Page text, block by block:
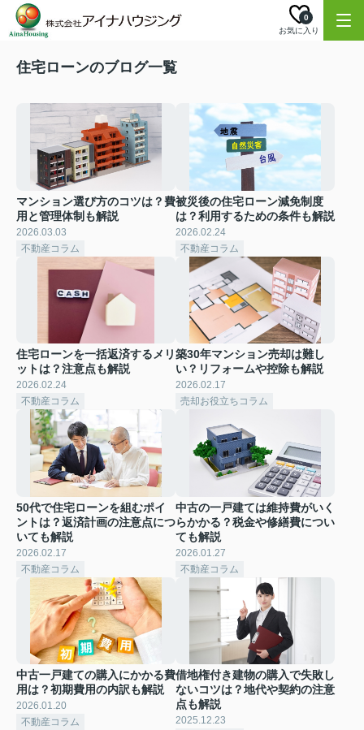
お気に入り
0
住宅ローンのブログ一覧
マンション選び方のコツは？費
用と管理体制も解説
2026.03.03
不動産コラム
被災後の住宅ローン減免制度
は？利用するための条件も解説
2026.02.24
不動産コラム
住宅ローンを一括返済するメリ
ットは？注意点も解説
2026.02.24
不動産コラム
築30年マンション売却は難し
い？リフォームや控除も解説
2026.02.17
売却お役立ちコラム
50代で住宅ローンを組むポイ
ントは？返済計画の注意点につ
いても解説
2026.02.17
不動産コラム
中古の一戸建ては維持費がいく
らかかる？税金や修繕費につい
ても解説
2026.01.27
不動産コラム
中古一戸建ての購入にかかる費
用は？初期費用の内訳も解説
2026.01.20
不動産コラム
借地権付き建物の購入で失敗し
ないコツは？地代や契約の注意
点も解説
2025.12.23